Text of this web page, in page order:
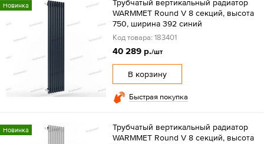
Новинка
Трубчатый вертикальный радиатор
WARMMET Round V 8 секций, высота
750, ширина 392 синий
Код товара: 183401
40 289 р./шт
В корзину
Быстрая покупка
Новинка
Трубчатый вертикальный радиатор
WARMMET Round V 8 секций, высота